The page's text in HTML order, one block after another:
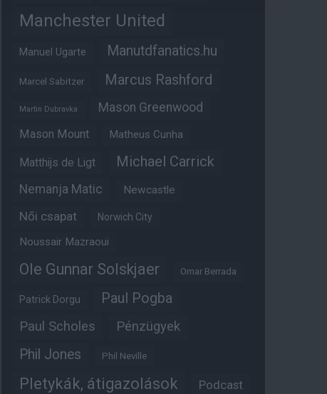
Manchester United
Manuel Ugarte Manutdfanatics.hu
Marcel Sabitzer Marcus Rashford
Martin Dubravka Mason Greenwood
Mason Mount Matheus Cunha
Matthijs de Ligt Michael Carrick
Nemanja Matic Newcastle
Női csapat Norwich City
Noussair Mazraoui
Ole Gunnar Solskjaer Omar Berrada
Patrick Dorgu Paul Pogba
Paul Scholes Pénzügyek
Phil Jones Phil Neville
Pletykák, átigazolások Podcast